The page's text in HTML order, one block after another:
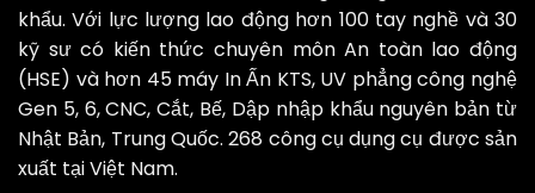
khẩu. Với lực lượng lao động hơn 100 tay nghề và 30
kỹ sư có kiến thức chuyên môn An toàn lao động
(HSE) và hơn 45 máy In Ấn KTS, UV phẳng công nghệ
Gen 5, 6, CNC, Cắt, Bế, Dập nhập khẩu nguyên bản từ
Nhật Bản, Trung Quốc. 268 công cụ dụng cụ được sản
xuất tại Việt Nam.